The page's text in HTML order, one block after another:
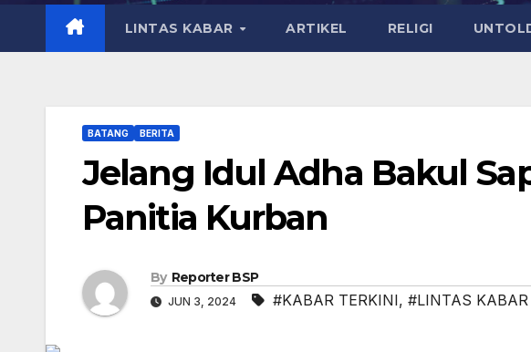
LINTAS KABAR ARTIKEL RELIGI
BATANG BERITA
Jelang Idul Adha Bakul
Panitia Kurban
By Reporter BSP
JUN 3, 2024 #KABAR TERKINI, #LINTAS KABAR